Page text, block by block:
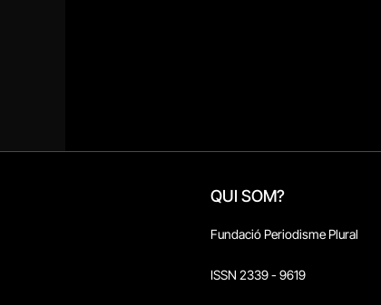
QUI SOM?
Fundació Periodisme Plural
ISSN 2339 - 9619